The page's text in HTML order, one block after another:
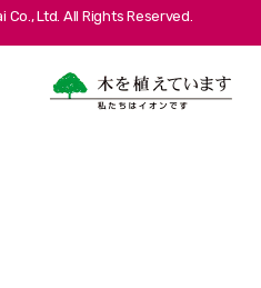
Ltd. All Rights Reserved.